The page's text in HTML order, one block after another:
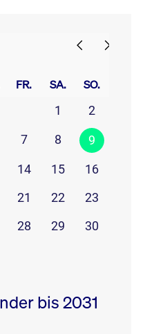
FR. SA. SO.
1
2
7 8 9
14 15
16
21 22
23
28 29
30
bis 2031